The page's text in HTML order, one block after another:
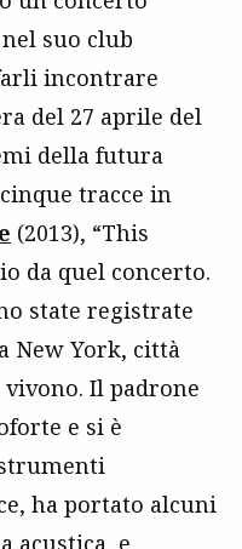
nel suo club
incontrare
del 27 aprile del
della futura
tracce in
(2013), “This
da quel concerto.
state registrate
New York, città
Il padrone
e si è
ha portato alcuni
acustica, e